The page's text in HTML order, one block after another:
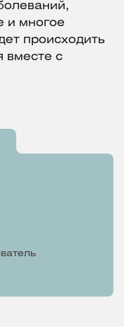
и многое
происходить
вместе с